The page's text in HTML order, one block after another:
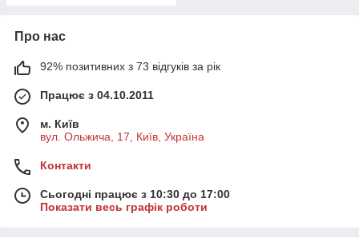
Про нас
92% позитивних з 73 відгуків за рік
Працює з 04.10.2011
м. Київ
вул. Ольжича, 17, Київ, Україна
Контакти
Сьогодні працює з 10:30 до 17:00
Показати весь графік роботи